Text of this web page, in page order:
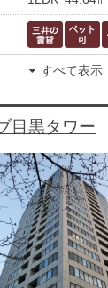
すべて表示
目黒タワー